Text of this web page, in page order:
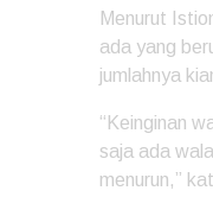
Menurut
ada yang
jumlahnya
“Keinginan
saja ada
menurun,”